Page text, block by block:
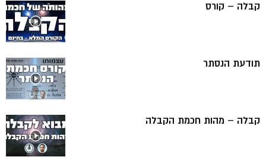
קבלה – קורס
תודעת הנסתר
קבלה – מהות חכמת הקבלה